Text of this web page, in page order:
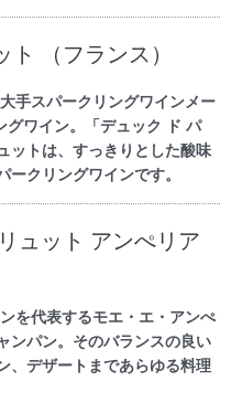
（フランス）
手スパークリングワインメー
グワイン。「デュック ド パ
ットは、すっきりとした酸味
ークリングワインです。
ュット アンぺリア
を代表するモエ・エ・アンぺ
ンパン。そのバランスの良い
、デザートまであらゆる料理